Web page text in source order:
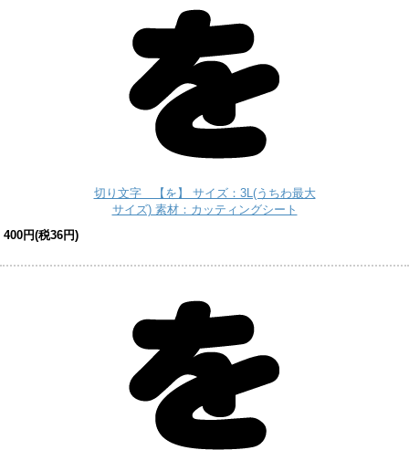
切り文字 【を】 サイズ：3L(うちわ最大
サイズ) 素材：カッティングシート
400円(税36円)